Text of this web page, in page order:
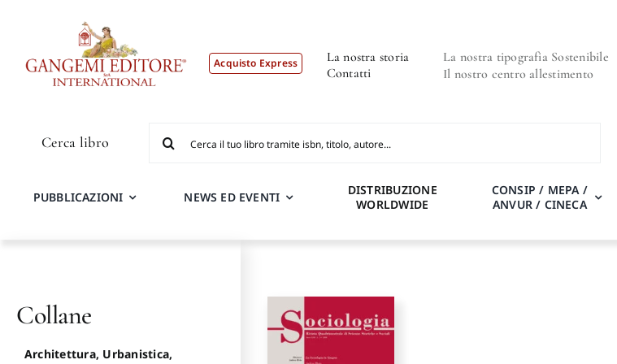
Acquisto Express
La nostra storia
Contatti
La nostra tipografia Sostenibile
Il nostro centro allestimento
Cerca libro
per:
PUBBLICAZIONI NEWS ED EVENTI
DISTRIBUZIONE
WORLDWIDE
CONSIP / MEPA /
ANVUR / CINECA
Collane
Architettura, Urbanistica,